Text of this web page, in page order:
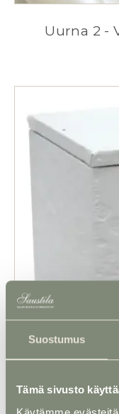
Suostumus
Tämä sivusto
Uurna 2 -